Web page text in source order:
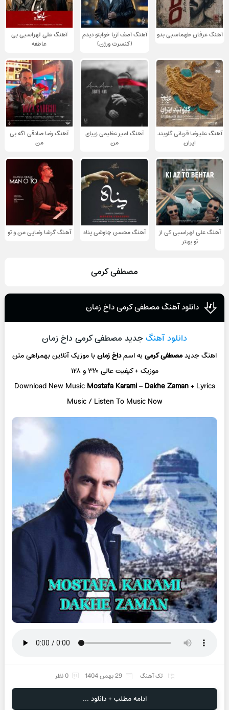
آهنگ عرفان طهماسبی بدو
آهنگ آصف آریا خوابتو دیدم
(کنسرت ورژن)
آهنگ علی لهراسبی بی
عاطفه
آهنگ علیرضا قربانی گلوبند
ایران
آهنگ امیر عظیمی زیبای
من
آهنگ رضا صادقی اگه بی
من
آهنگ علی لهراسبی کی از
تو ‌بهتر
آهنگ محسن چاوشی پناه آهنگ گرشا رضایی من و تو
مصطفی کرمی
دانلود آهنگ مصطفی کرمی داخ زمان
دانلود آهنگ جدید مصطفی کرمی داخ زمان
اهنگ جدیدمصطفی کرمیبه اسمداخ زمانبا موزیک آنلاینبهمراهی متن
موزیک + کیفیت عالی ۳۲۰ و ۱۲۸
Download New Music Mostafa Karami–Dakhe Zaman+ Lyrics
Music / Listen To Music Now
تک آهنگ 29 بهمن 1404 0 نظر
ادامه مطلب + دانلود ...